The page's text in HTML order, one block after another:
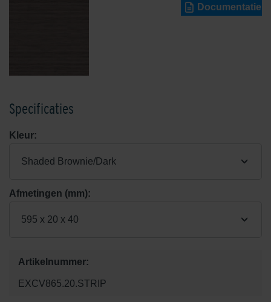
Documentatie
Specificaties
Kleur:
Shaded Brownie/Dark
Afmetingen (mm):
595 x 20 x 40
Artikelnummer:
EXCV865.20.STRIP